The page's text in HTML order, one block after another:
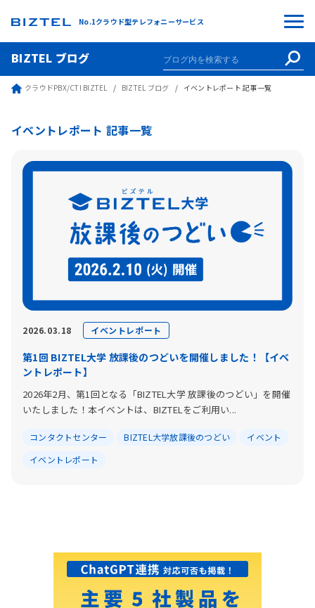
No.1クラウド型テレフォニーサービス
BIZTEL ブログ
クラウドPBX/CTI BIZTEL BIZTEL ブログ イベントレポート 記事一覧
イベントレポート 記事一覧
2026.03.18 イベントレポート
第1回 BIZTEL大学 放課後のつどいを開催しました！【イベ
ントレポート】
2026年2月、第1回となる「BIZTEL大学 放課後のつどい」を開催
いたしました！本イベントは、BIZTELをご利用い...
コンタクトセンター BIZTEL大学放課後のつどい
イベント
イベントレポート